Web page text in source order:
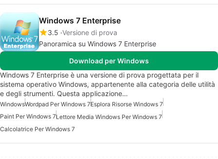
Windows 7 Enterprise
3.5 Versione di prova
Panoramica su Windows 7 Enterprise
Download per Windows
Windows 7 Enterprise è una versione di prova progettata per il
sistema operativo Windows, appartenente alla categoria delle utilità
e degli strumenti. Questa applicazione…
WindowsWordpad Per Windows 7Esplora Risorse Windows 7
Paint Per Windows 7Lettore Media Windows Per Windows 7
Calcolatrice Per Windows 7